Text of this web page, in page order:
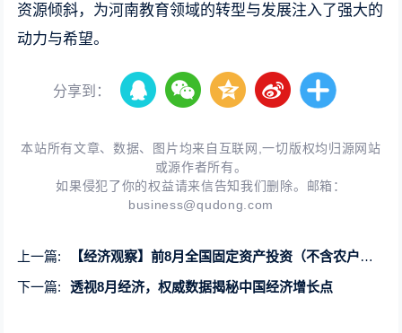
资源倾斜，为河南教育领域的转型与发展注入了强大的
动力与希望。
分享到：
本站所有文章、数据、图片均来自互联网,一切版权均归源网站
或源作者所有。
如果侵犯了你的权益请来信告知我们删除。邮箱：
business@qudong.com
上一篇:
【经济观察】前8月全国固定资产投资（不含农户）329385亿元，同比增长3.4%
下一篇:
透视8月经济，权威数据揭秘中国经济增长点